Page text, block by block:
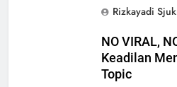
Rizkayadi
NO VIRAL,
Keadilan
Topic
Pelaku
NEWS
Sinergi